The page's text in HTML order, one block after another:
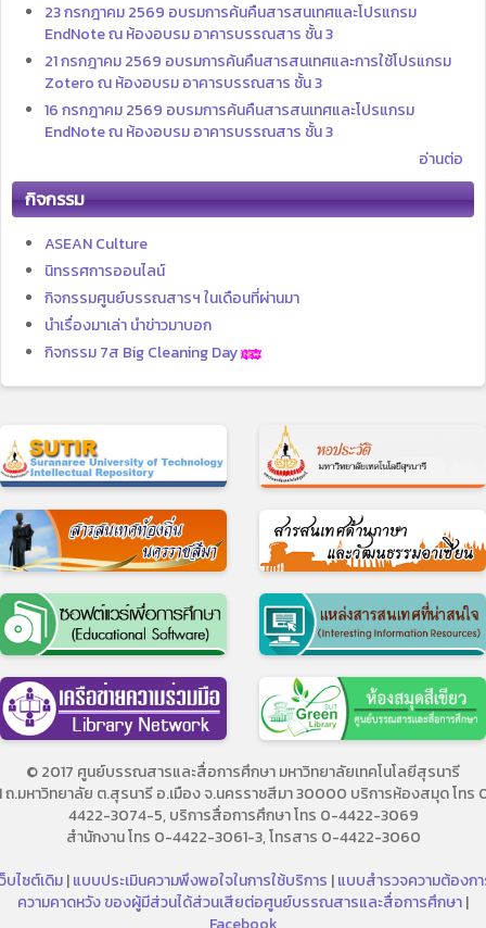
23 กรกฎาคม 2569 อบรมการค้นคืนสารสนเทศและโปรแกรม
EndNote ณ ห้องอบรม อาคารบรรณสาร ชั้น 3
21 กรกฎาคม 2569 อบรมการค้นคืนสารสนเทศและการใช้โปรแกรม
Zotero ณ ห้องอบรม อาคารบรรณสาร ชั้น 3
16 กรกฎาคม 2569 อบรมการค้นคืนสารสนเทศและโปรแกรม
EndNote ณ ห้องอบรม อาคารบรรณสาร ชั้น 3
อ่านต่อ
กิจกรรม
ASEAN Culture
นิทรรศการออนไลน์
กิจกรรมศูนย์บรรณสารฯ ในเดือนที่ผ่านมา
นำเรื่องมาเล่า นำข่าวมาบอก
กิจกรรม 7ส Big Cleaning Day
© 2017 ศูนย์บรรณสารและสื่อการศึกษา มหาวิทยาลัยเทคโนโลยีสุรนารี
ถ.มหาวิทยาลัย ต.สุรนารี อ.เมือง จ.นครราชสีมา 30000 บริการห้องสมุด โทร
4422-3074-5, บริการสื่อการศึกษา โทร 0-4422-3069
สำนักงาน โทร 0-4422-3061-3, โทรสาร 0-4422-3060
บไซต์เดิม|แบบประเมินความพึงพอใจในการใช้บริการ |แบบสำรวจความต้องก
ความคาดหวัง ของผู้มีส่วนได้ส่วนเสียต่อศูนย์บรรณสารและสื่อการศึกษา|